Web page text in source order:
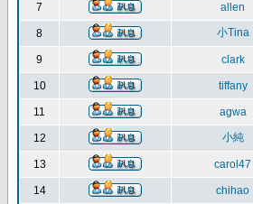
7 allen
8 小Tina
9 clark
10 tiffany
11 agwa
12 小純
13 carol47
14 chihao